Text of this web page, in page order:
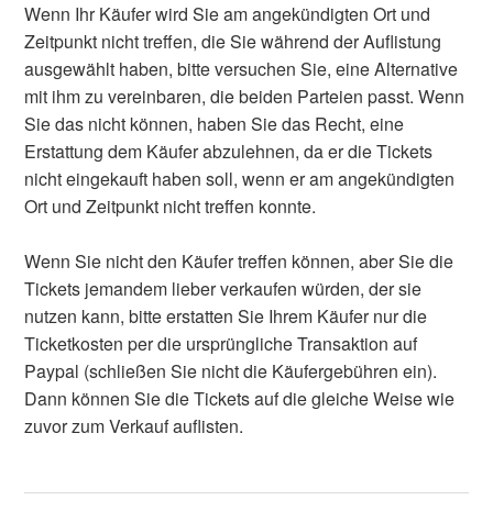
Wenn Ihr Käufer wird Sie am angekündigten Ort und
Zeitpunkt nicht treffen, die Sie während der Auflistung
ausgewählt haben, bitte versuchen Sie, eine Alternative
mit ihm zu vereinbaren, die beiden Parteien passt. Wenn
Sie das nicht können, haben Sie das Recht, eine
Erstattung dem Käufer abzulehnen, da er die Tickets
nicht eingekauft haben soll, wenn er am angekündigten
Ort und Zeitpunkt nicht treffen konnte.
Wenn Sie nicht den Käufer treffen können, aber Sie die
Tickets jemandem lieber verkaufen würden, der sie
nutzen kann, bitte erstatten Sie Ihrem Käufer nur die
Ticketkosten per die ursprüngliche Transaktion auf
Paypal (schließen Sie nicht die Käufergebühren ein).
Dann können Sie die Tickets auf die gleiche Weise wie
zuvor zum Verkauf auflisten.